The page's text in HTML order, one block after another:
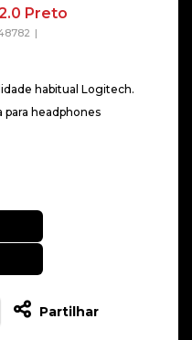
Preto
habitual Logitech.
headphones
Partilhar